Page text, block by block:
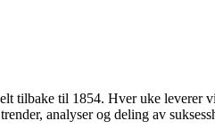
tilbake til 1854. Hver uke leverer
analyser og deling av